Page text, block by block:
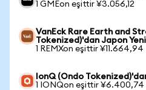
1 GMEon eşittir ¥3.056,12
VanEck Rare Earth and
Tokenized)'dan Japon
1 REMXon eşittir ¥11.664,94
IonQ (Ondo
1 IONQon eşittir ¥6.400,74